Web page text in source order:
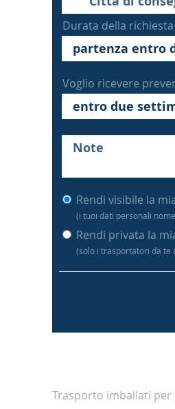
Durata della richiesta
Voglio ricevere
Rendi visibile la
(i tuoi dati personali
Rendi privata la
(solo i trasportatori da te
Trasporto imballati per